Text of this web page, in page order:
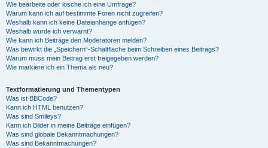
Wie bearbeite oder lösche ich eine Umfrage?
Warum kann ich auf bestimmte Foren nicht zugreifen?
Weshalb kann ich keine Dateianhänge anfügen?
Weshalb wurde ich verwarnt?
Wie kann ich Beiträge den Moderatoren melden?
Was bewirkt die „Speichern“-Schaltfläche beim Schreiben eines Beitrags?
Warum muss mein Beitrag erst freigegeben werden?
Wie markiere ich ein Thema als neu?
Textformatierung und Thementypen
Was ist BBCode?
Kann ich HTML benutzen?
Was sind Smileys?
Kann ich Bilder in meine Beiträge einfügen?
Was sind globale Bekanntmachungen?
Was sind Bekanntmachungen?